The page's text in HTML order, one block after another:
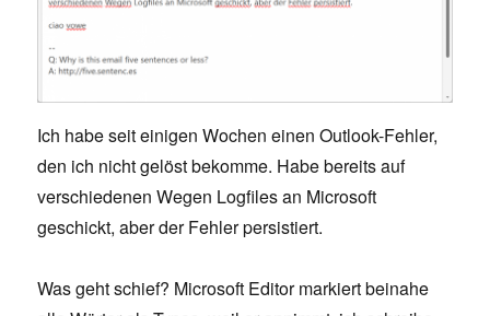
Ich habe seit einigen Wochen einen Outlook-Fehler,
den ich nicht gelöst bekomme. Habe bereits auf
verschiedenen Wegen Logfiles an Microsoft
geschickt, aber der Fehler persistiert.
Was geht schief? Microsoft Editor markiert beinahe